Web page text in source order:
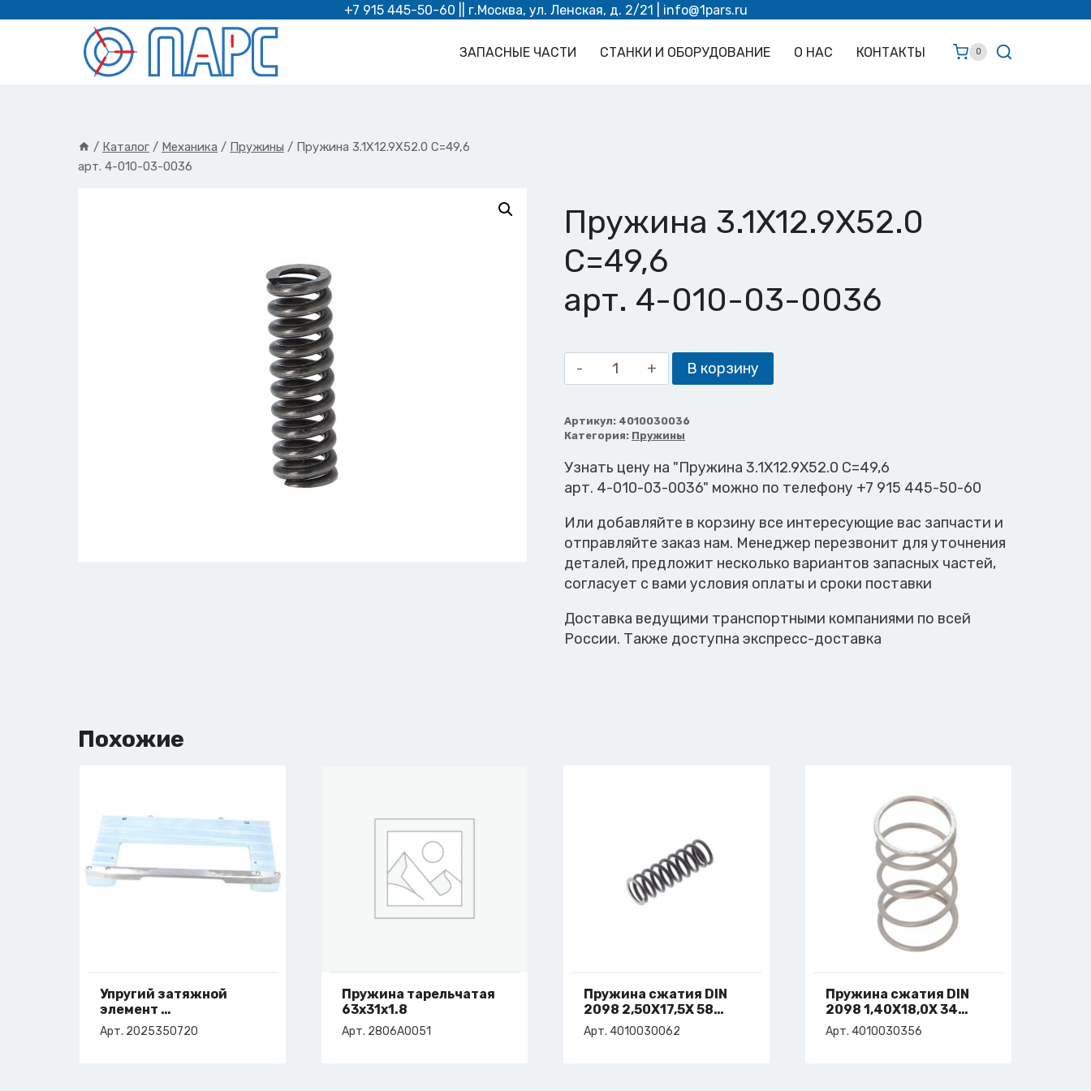
содержимому
+7 915 445-50-60 || г.Москва, ул. Ленская, д. 2/21 | info@1pars.ru
ЗАПАСНЫЕ ЧАСТИ СТАНКИ И ОБОРУДОВАНИЕ О НАС КОНТАКТЫ 0
/ Каталог / Механика / Пружины / Пружина 3.1X12.9X52.0 C=49,6
арт. 4-010-03-0036
Пружина 3.1X12.9X52.0
C=49,6
арт. 4-010-03-0036
Количество
товара
3.1X12.9X52.0
C=49,6
В корзину
Артикул: 4010030036
Категория: Пружины
Узнать цену на "Пружина 3.1X12.9X52.0 C=49,6
арт. 4-010-03-0036" можно по телефону +7 915 445-50-60
Или добавляйте в корзину все интересующие вас запчасти и
отправляйте заказ нам. Менеджер перезвонит для уточнения
деталей, предложит несколько вариантов запасных частей,
согласует с вами условия оплаты и сроки поставки
Доставка ведущими транспортными компаниями по всей
России. Также доступна экспресс-доставка
Похожие
Упругий затяжной
элемент
арт. 2-025-35-0720
Арт. 2025350720
Пружина тарельчатая
63х31х1.8
Арт. 2806A0051
Пружина сжатия DIN
2098 2,50X17,5X 58
C=10,8
арт. 4-010-03-0062
Арт. 4010030062
Пружина сжатия DIN
2098 1,40X18,0X 34
C=1,8
арт. 4-010-03-0356
Арт. 4010030356